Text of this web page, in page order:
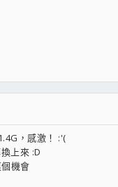
，感激！ :'(
上來 :D
機會